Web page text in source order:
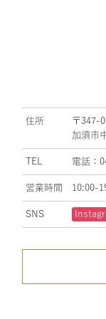
住所
〒347-
加須市
TEL 電話：
営業時間 10:00-
SNS